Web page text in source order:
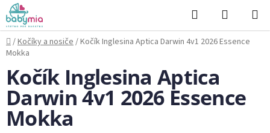
Prejsť
na
obsah
Hľadať
KOŠÍK
Domov
/Kočíky a nosiče/Kočík Inglesina Aptica Darwin 4v1 2026 Essence
Mokka
Kočík Inglesina Aptica
Darwin 4v1 2026 Essence
Mokka